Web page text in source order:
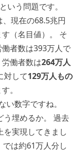
という問題です。
現在の68.5兆円
（名目値）。 そ
者数は393万人で
働者数は264万人
対して129万人もの
。
数字ですね。
う埋めるか。 過去
を実現してきまし
は約61万人分し